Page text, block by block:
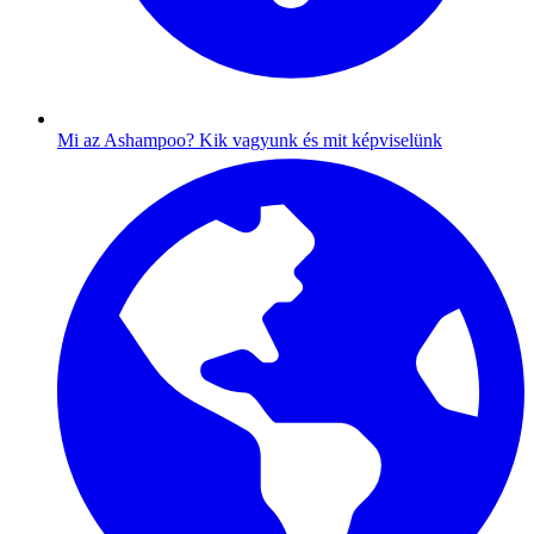
Mi az Ashampoo? Kik vagyunk és mit képviselünk